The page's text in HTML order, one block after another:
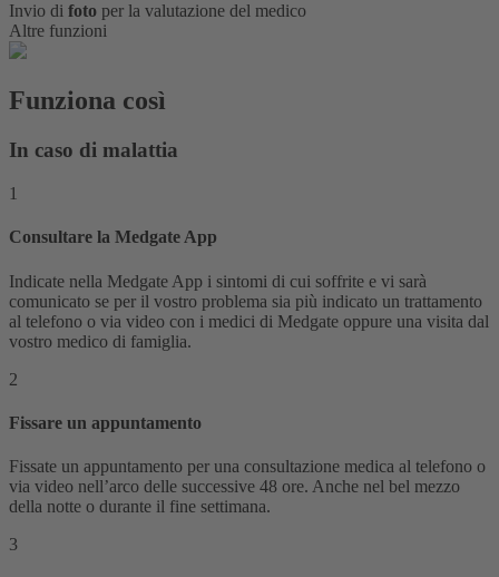
Invio di foto per la valutazione del medico
Altre funzioni
Funziona così
In caso di malattia
1
Consultare la Medgate App
Indicate nella Medgate App i sintomi di cui soffrite e vi sarà
comunicato se per il vostro problema sia più indicato un trattamento
al telefono o via video con i medici di Medgate oppure una visita dal
vostro medico di famiglia.
2
Fissare un appuntamento
Fissate un appuntamento per una consultazione medica al telefono o
via video nell’arco delle successive 48 ore. Anche nel bel mezzo
della notte o durante il fine settimana.
3